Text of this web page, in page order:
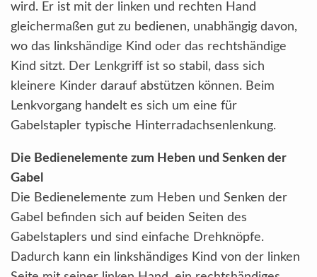
wird. Er ist mit der linken und rechten Hand
gleichermaßen gut zu bedienen, unabhängig davon,
wo das linkshändige Kind oder das rechtshändige
Kind sitzt. Der Lenkgriff ist so stabil, dass sich
kleinere Kinder darauf abstützen können. Beim
Lenkvorgang handelt es sich um eine für
Gabelstapler typische Hinterradachsenlenkung.
Die Bedienelemente zum Heben und Senken der
Gabel
Die Bedienelemente zum Heben und Senken der
Gabel befinden sich auf beiden Seiten des
Gabelstaplers und sind einfache Drehknöpfe.
Dadurch kann ein linkshändiges Kind von der linken